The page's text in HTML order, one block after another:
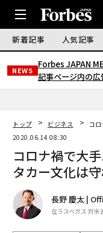
新着記事 人気記事
NEWS
Forbes JAPAN
記事ページ内の
トップ ビジネス
コ
2020.06.14 08:30
コロナ禍で大
タカー文化は
長野 慶太 |
在ラスベガス 対